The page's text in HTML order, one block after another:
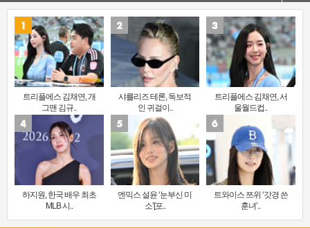
트리플에스 김채연, 개
그맨 김규..
샤를리즈 테론, 독보적
인 귀걸이..
트리플에스 김채연, 서
울월드컵..
하지원, 한국 배우 최초
MLB 시..
엔믹스 설윤 ‘눈부신 미
소’[포..
트와이스 쯔위 ‘갓경 쓴
훈녀’..